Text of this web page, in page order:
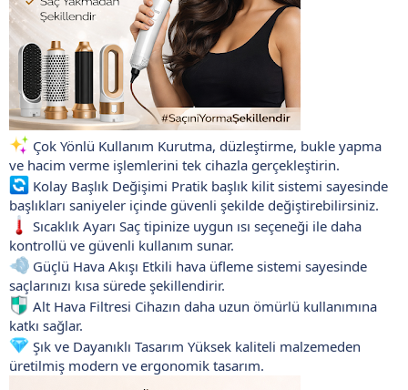
Çok Yönlü Kullanım Kurutma, düzleştirme, bukle yapma
ve hacim verme işlemlerini tek cihazla gerçekleştirin.
Kolay Başlık Değişimi Pratik başlık kilit sistemi sayesinde
başlıkları saniyeler içinde güvenli şekilde değiştirebilirsiniz.
Sıcaklık Ayarı Saç tipinize uygun ısı seçeneği ile daha
kontrollü ve güvenli kullanım sunar.
Güçlü Hava Akışı Etkili hava üfleme sistemi sayesinde
saçlarınızı kısa sürede şekillendirir.
Alt Hava Filtresi Cihazın daha uzun ömürlü kullanımına
katkı sağlar.
Şık ve Dayanıklı Tasarım Yüksek kaliteli malzemeden
üretilmiş modern ve ergonomik tasarım.